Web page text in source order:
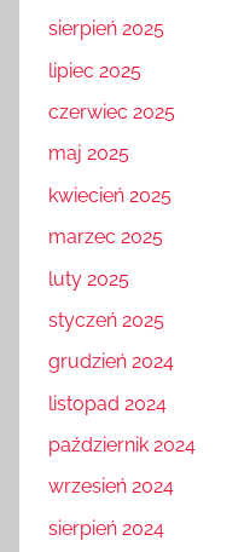
sierpień 2025
lipiec 2025
czerwiec 2025
maj 2025
kwiecień 2025
marzec 2025
luty 2025
styczeń 2025
grudzień 2024
listopad 2024
październik 2024
wrzesień 2024
sierpień 2024